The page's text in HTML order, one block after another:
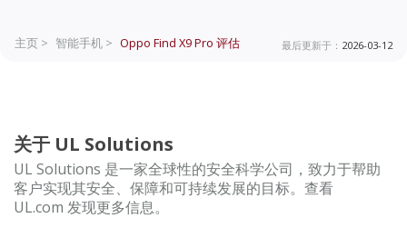
主页 > 智能手机 > Oppo Find X9 Pro 评估 最后更新于： 2026-03-12
关于 UL Solutions
UL Solutions 是一家全球性的安全科学公司，致力于帮助
客户实现其安全、保障和可持续发展的目标。查看
UL.com 发现更多信息。